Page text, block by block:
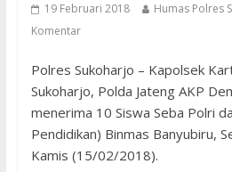
19 Februari 2018 Humas Polres
Komentar
Polres Sukoharjo – Kapolsek
Sukoharjo, Polda Jateng AKP
menerima 10 Siswa Seba Polri
Pendidikan) Binmas Banyubiru,
Kamis (15/02/2018).